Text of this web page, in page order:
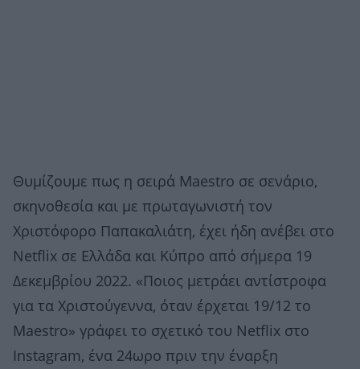
Θυμίζουμε πως η σειρά Maestro σε σενάριο,
σκηνοθεσία και με πρωταγωνιστή τον
Χριστόφορο Παπακαλιάτη, έχει ήδη ανέβει στο
Netflix σε Ελλάδα και Κύπρο από σήμερα 19
Δεκεμβρίου 2022. «Ποιος μετράει αντίστροφα
για τα Xριστούγεννα, όταν έρχεται 19/12 το
Maestro» γράφει το σχετικό του Netflix στο
Instagram, ένα 24ωρο πριν την έναρξη